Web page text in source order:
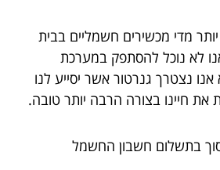
יותר מדי מכשירים חשמליים בבית
לא נוכל להסתפק במערכת
נצטרך גנרטור אשר יסייע לנו
את חיינו בצורה הרבה יותר טובה.
בתשלום חשבון החשמל